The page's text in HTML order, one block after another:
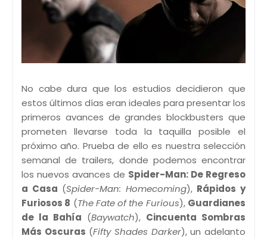
No cabe dura que los estudios decidieron que
estos últimos días eran ideales para presentar los
primeros avances de grandes blockbusters que
prometen llevarse toda la taquilla posible el
próximo año. Prueba de ello es nuestra selección
semanal de trailers, donde podemos encontrar
los nuevos avances de Spider-Man: De Regreso
a Casa (Spider-Man: Homecoming), Rápidos y
Furiosos 8 (The Fate of the Furious), Guardianes
de la Bahía (Baywatch), Cincuenta Sombras
Más Oscuras (Fifty Shades Darker), un adelanto